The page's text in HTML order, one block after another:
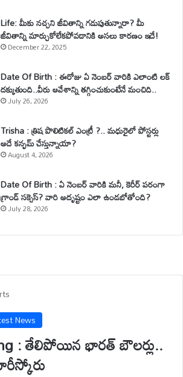
Life: మీకు నచ్చని జీవితాన్ని గడుపుతున్నారా? మీ
జీవితాన్ని మార్చుకోలేకపోవడానికి అసలు కారణం ఇదే!
December 22, 2025
Date Of Birth : ఈరోజు ఏ నెంబర్ వారికి ఎలాంటి లక్
దక్కుతుంది..వీరు ఆవేశాన్ని తగ్గించుకుంటేనే మంచిది..
July 26, 2026
Trisha : త్రిష పొలిటికల్ ఎంట్రీ ?.. మధురైలో పోస్టర్లు
అదే కన్ఫమ్ చేస్తున్నాయా?
August 4, 2026
Date Of Birth : ఏ నెంబర్ వారికి మనీ, కెరీర్ పరంగా
గ్రాండ్ సక్సెస్? వారి అదృష్టం ఎలా ఉండబోతోంది?
July 28, 2026